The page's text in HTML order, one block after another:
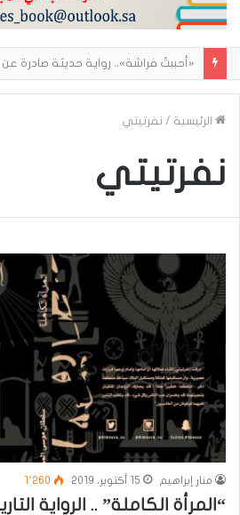
الرئيسية / نفرتيتي
نفرتيتي
منار إبراهيم 15 أكتوبر، 2019 1٬260
“المرأة الكاملة” .. الرواية